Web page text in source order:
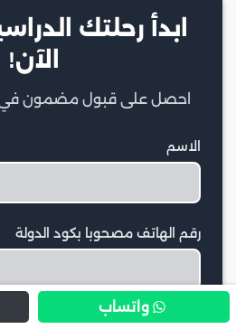
ابدأ رحلتك
الآن!
احصل على قبول مضمون في
الاسم
رقم الهاتف مصحوبا بكود الدولة
التخصص المطلوب
واتساب